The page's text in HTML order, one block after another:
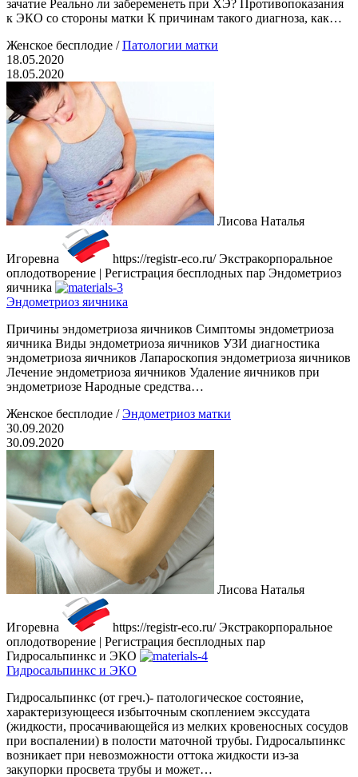
зачатие Реально ли забеременеть при ХЭ? Противопоказания
к ЭКО со стороны матки К причинам такого диагноза, как…
Женское бесплодие /Патологии матки
18.05.2020
18.05.2020
Лисова Наталья
Игоревна https://registr-eco.ru/ Экстракорпоральное
оплодотворение | Регистрация бесплодных пар Эндометриоз
яичника
Эндометриоз яичника
Причины эндометриоза яичников Симптомы эндометриоза
яичника Виды эндометриоза яичников УЗИ диагностика
эндометриоза яичников Лапароскопия эндометриоза яичников
Лечение эндометриоза яичников Удаление яичников при
эндометриозе Народные средства…
Женское бесплодие /Эндометриоз матки
30.09.2020
30.09.2020
Лисова Наталья
Игоревна https://registr-eco.ru/ Экстракорпоральное
оплодотворение | Регистрация бесплодных пар
Гидросальпинкс и ЭКО
Гидросальпинкс и ЭКО
Гидросальпинкс (от греч.)- патологическое состояние,
характеризующееся избыточным скоплением экссудата
(жидкости, просачивающейся из мелких кровеносных сосудов
при воспалении) в полости маточной трубы. Гидросальпинкс
возникает при невозможности оттока жидкости из-за
закупорки просвета трубы и может…